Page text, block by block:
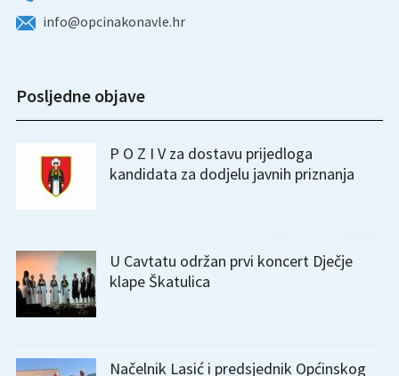
info@opcinakonavle.hr
Posljedne objave
P O Z I V za dostavu prijedloga
kandidata za dodjelu javnih priznanja
U Cavtatu održan prvi koncert Dječje
klape Škatulica
Načelnik Lasić i predsjednik Općinskog